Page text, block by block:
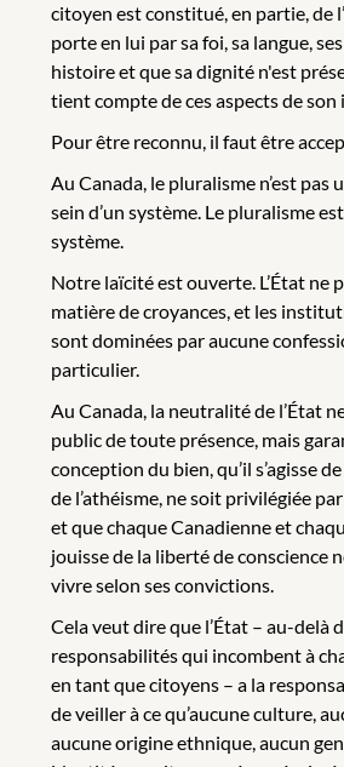
citoyen est constitué, en partie, de
porte en lui par sa foi, sa langue,
histoire et que sa dignité n'est
tient compte de ces aspects de
Pour être reconnu, il faut être
Au Canada, le pluralisme n’est pas
sein d’un système. Le pluralisme
système.
Notre laïcité est ouverte. L’État ne
matière de croyances, et les
sont dominées par aucune
particulier.
Au Canada, la neutralité de l’État
public de toute présence, mais
conception du bien, qu’il s’agisse
de l’athéisme, ne soit privilégiée
et que chaque Canadienne et
jouisse de la liberté de conscience
vivre selon ses convictions.
Cela veut dire que l’État – au-delà
responsabilités qui incombent à
en tant que citoyens – a la
de veiller à ce qu’aucune culture,
aucune origine ethnique, aucun